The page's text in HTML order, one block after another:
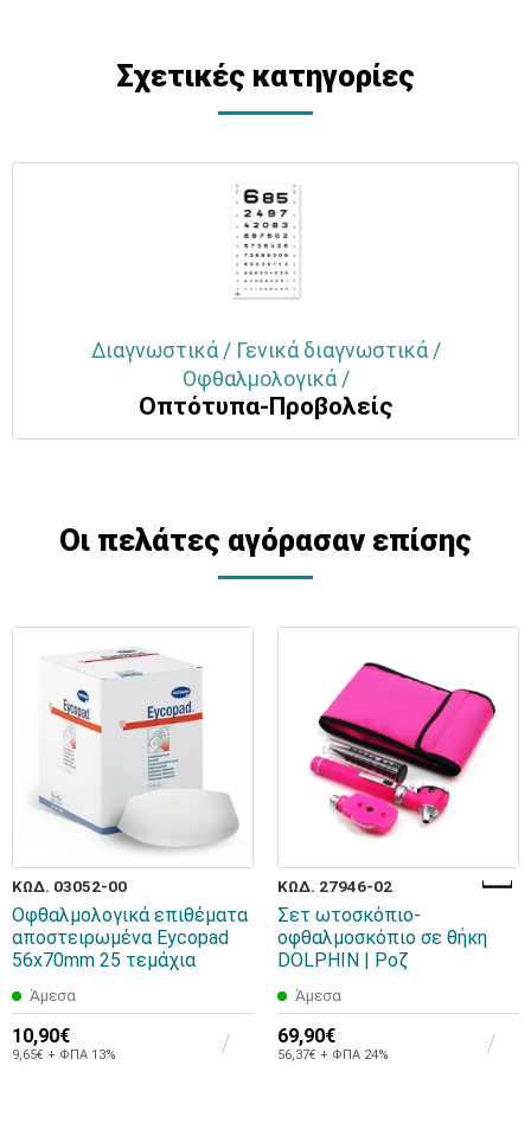
Σχετικές κατηγορίες
Διαγνωστικά / Γενικά διαγνωστικά /
Οφθαλμολογικά /
Οπτότυπα-Προβολείς
Οι πελάτες αγόρασαν επίσης
ΚΩΔ. 03052-00
Οφθαλμολογικά επιθέματα
αποστειρωμένα Eycopad
56x70mm 25 τεμάχια
Άμεσα
10,90€
9,65€ + ΦΠΑ 13%
ΚΩΔ. 27946-02
Σετ ωτοσκόπιο-
οφθαλμοσκόπιο σε θήκη
DOLPHIN | Ροζ
Άμεσα
69,90€
56,37€ + ΦΠΑ 24%